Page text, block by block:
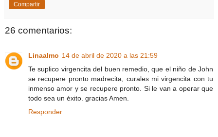
Compartir
26 comentarios:
Linaalmo 14 de abril de 2020 a las 21:59
Te suplico virgencita del buen remedio, que el niño de John
se recupere pronto madrecita, curales mi virgencita con tu
inmenso amor y se recupere pronto. Si le van a operar que
todo sea un éxito. gracias Amen.
Responder